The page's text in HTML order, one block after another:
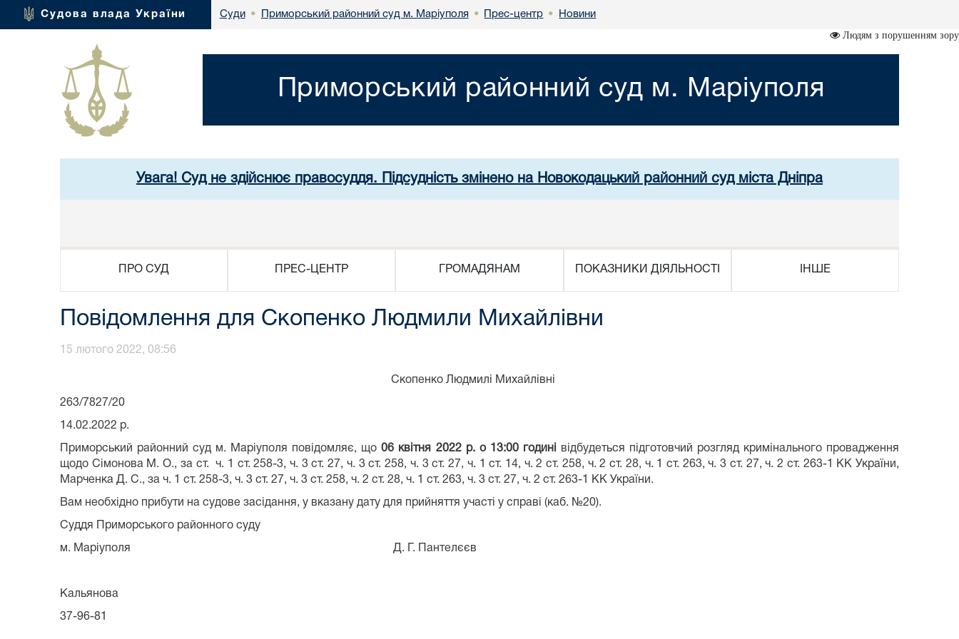
Судова влада України Суди • Приморський районний суд м. Маріуполя • Прес-центр • Новини
Людям з порушенням зору
Приморський районний суд м. Маріуполя
Увага! Суд не здійснює правосуддя. Підсудність змінено на Новокодацький районний суд міста Дніпра
ПРО СУД ПРЕС-ЦЕНТР ГРОМАДЯНАМ ПОКАЗНИКИ ДІЯЛЬНОСТІ ІНШЕ
Повідомлення для Скопенко Людмили Михайлівни
15 лютого 2022, 08:56
Скопенко Людмилі Михайлівні
263/7827/20
14.02.2022 р.
Приморський районний суд м. Маріуполя повідомляє, що06 квітня 2022 р. о 13:00 годині відбудеться підготовчий розгляд кримінального провадження
щодо Сімонова М. О., за ст. ч. 1 ст. 258-3, ч. 3 ст. 27, ч. 3 ст. 258, ч. 3 ст. 27, ч. 1 ст. 14, ч. 2 ст. 258, ч. 2 ст. 28, ч. 1 ст. 263, ч. 3 ст. 27, ч. 2 ст. 263-1 КК України,
Марченка Д. С., за ч. 1 ст. 258-3, ч. 3 ст. 27, ч. 3 ст. 258, ч. 2 ст. 28, ч. 1 ст. 263, ч. 3 ст. 27, ч. 2 ст. 263-1 КК України.
Вам необхідно прибути на судове засідання, у вказану дату для прийняття участі у справі (каб. №20).
Суддя Приморського районного суду
м. Маріуполя Д. Г. Пантелєєв
Кальянова
37-96-81